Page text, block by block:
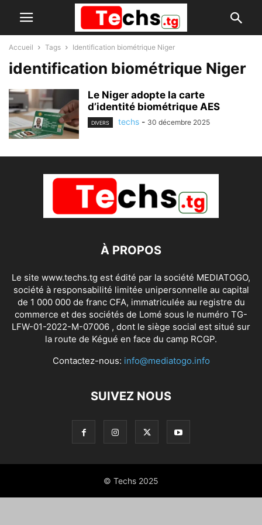
Accueil Tags Identification biométrique Niger
identification biométrique Niger
Le Niger adopte la carte
d’identité biométrique AES
DIVERS techs - 30 décembre 2025
À PROPOS
Le site www.techs.tg est édité par la société MEDIATOGO,
société à responsabilité limitée unipersonnelle au capital
de 1 000 000 de franc CFA, immatriculée au registre du
commerce et des sociétés de Lomé sous le numéro TG-
LFW-01-2022-M-07006 , dont le siège social est situé sur
la route de Kégué en face du camp RCGP.
Contactez-nous: info@mediatogo.info
SUIVEZ NOUS
© Techs 2025